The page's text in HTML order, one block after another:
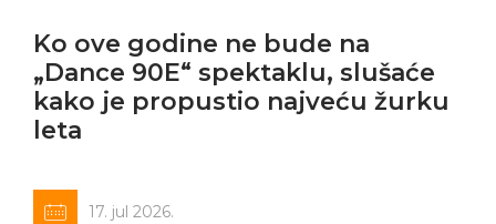
Ko ove godine ne bude na
„Dance 90E“ spektaklu, slušaće
kako je propustio najveću žurku
leta
17. jul 2026.